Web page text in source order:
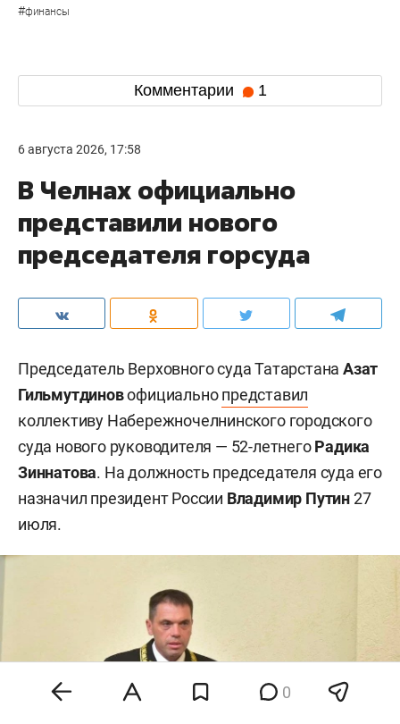
#финансы
Комментарии 1
6 августа 2026, 17:58
В Челнах официально
представили нового
председателя горсуда
Председатель Верховного суда Татарстана Азат
Гильмутдиновофициальнопредставил
коллективу Набережночелнинского городского
суда нового руководителя — 52-летнегоРадика
Зиннатова. На должность председателя суда его
назначил президент России Владимир Путин27
июля.
0